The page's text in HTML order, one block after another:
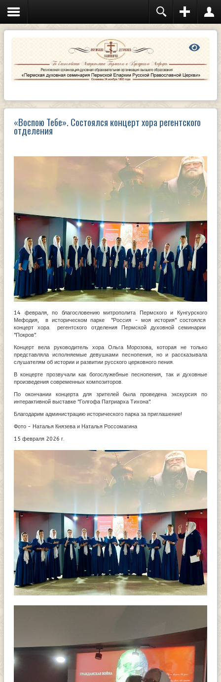
«Воспою Тебе». Состоялся концерт хора регентского
отделения
14 февраля, по благословению митрополита Пермского и Кунгурского
Мефодия, в историческом парке "Россия - моя история" состоялся
концерт хора регентского отделения Пермской духовной семинарии
"Покров".
Концерт вела руководитель хора Ольга Морозова, которая не только
представляла исполняемые девушками песнопения, но и рассказывала
слушателям об истории и развитии русского церковного пения.
В концерте прозвучали как богослужебные песнопения, так и духовные
произведения современных композиторов.
По окончании концерта для зрителей была проведена экскурсия по
интерактивной выставке "Голгофа Патриарха Тихона".
Благодарим администрацию исторического парка за приглашение!
Фото - Наталья Князева и Наталья Россомагина
15 февраля 2026 г.